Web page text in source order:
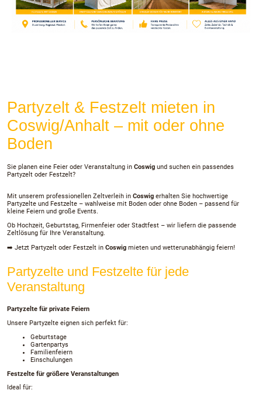
Partyzelt & Festzelt mieten in
Coswig/Anhalt – mit oder ohne
Boden
Sie planen eine Feier oder Veranstaltung in Coswig und suchen ein passendes
Partyzelt oder Festzelt?
Mit unserem professionellen Zeltverleih in Coswig erhalten Sie hochwertige
Partyzelte und Festzelte – wahlweise mit Boden oder ohne Boden – passend für
kleine Feiern und große Events.
Ob Hochzeit, Geburtstag, Firmenfeier oder Stadtfest – wir liefern die passende
Zeltlösung für Ihre Veranstaltung.
➡️ Jetzt Partyzelt oder Festzelt in Coswig mieten und wetterunabhängig feiern!
Partyzelte und Festzelte für jede
Veranstaltung
Partyzelte für private Feiern
Unsere Partyzelte eignen sich perfekt für:
Geburtstage
Gartenpartys
Familienfeiern
Einschulungen
Festzelte für größere Veranstaltungen
Ideal für: